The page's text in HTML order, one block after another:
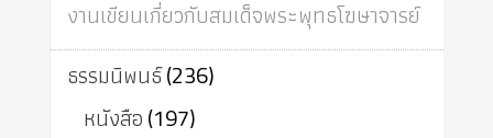
งานเขียนเกี่ยวกับสมเด็จพระพุทธโฆษาจารย์
ธรรมนิพนธ์(236)
หนังสือ(197)